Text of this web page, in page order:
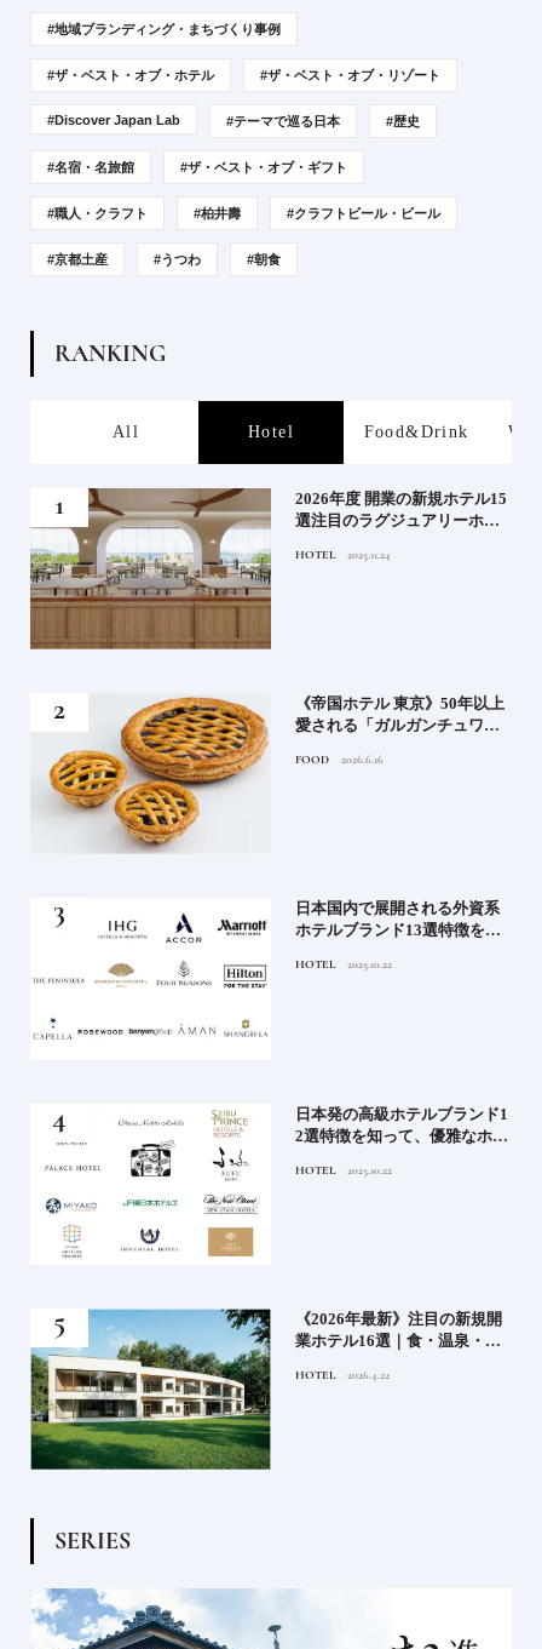
#地域ブランディング・まちづくり事例
#ザ・ベスト・オブ・ホテル #ザ・ベスト・オブ・リゾート
#Discover Japan Lab #テーマで巡る日本 #歴史
#名宿・名旅館 #ザ・ベスト・オブ・ギフト
#職人・クラフト #柏井壽 #クラフトビール・ビール
#京都土産 #うつわ #朝食
RANKING
All Hotel Food&Drink
2026年度 開業の新規ホテル15
選注目のラグジュアリーホテ
ィホテルまでご紹介【前編】
HOTEL 2025.11.24
《帝国ホテル 東京》50年以上
愛される「ガルガンチュワ」
テルの美味しいスイーツ
FOOD 2026.6.16
日本国内で展開される外資系
ホテルブランド13選特徴を知
満喫｜ホテルブランド大解剖
HOTEL 2025.10.22
日本発の高級ホテルブランド1
2選特徴を知って、優雅なホテ
ンド大解剖①
HOTEL 2025.10.22
《2026年最新》注目の新規開
業ホテル16選｜食・温泉・リ
HOTEL 2026.4.22
SERIES